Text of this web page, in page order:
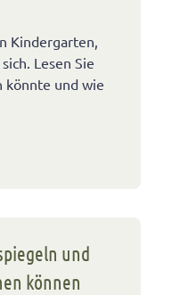
Kindergarten,
Lesen Sie
könnte und wie
und
können